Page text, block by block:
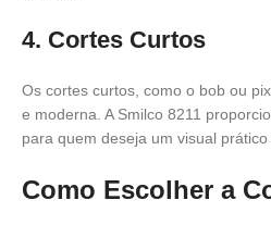
4. Cortes Curtos
Os cortes curtos, como o bob ou
e moderna. A Smilco 8211
para quem deseja um visual prático
Como Escolher a